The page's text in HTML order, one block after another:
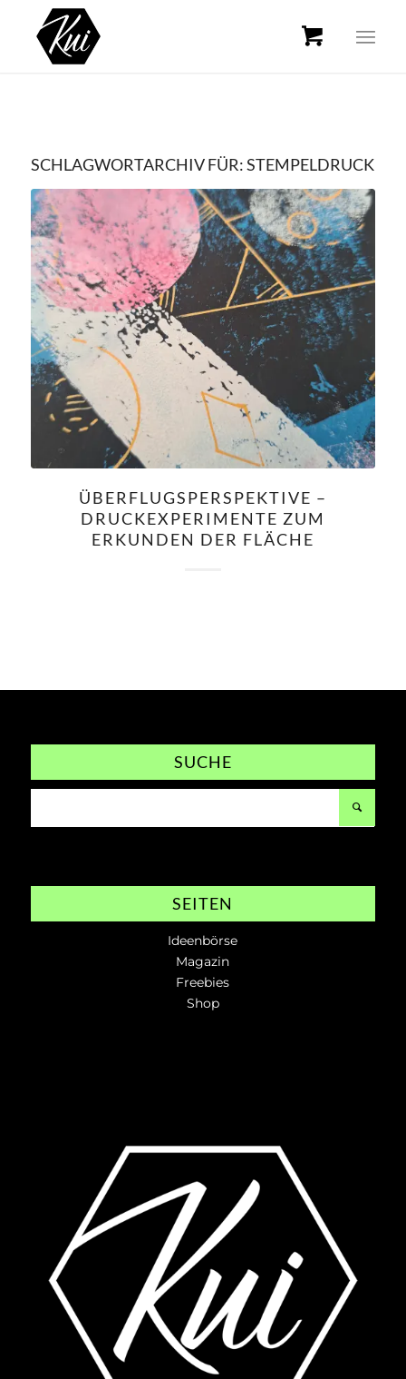
SCHLAGWORTARCHIV FÜR:STEMPELDRUCK
ÜBERFLUGSPERSPEKTIVE –
DRUCKEXPERIMENTE ZUM
ERKUNDEN DER FLÄCHE
SUCHE
SEITEN
Ideenbörse
Magazin
Freebies
Shop